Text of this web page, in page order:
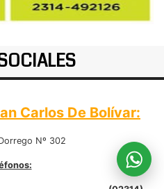
Carlos De Bolívar:
Nº 302